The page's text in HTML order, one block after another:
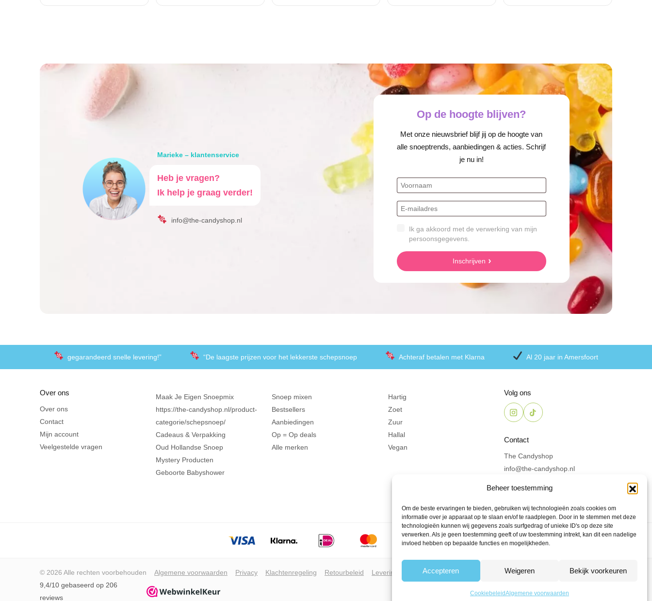
Beheer toestemming
Om de beste ervaringen te bieden, gebruiken wij technologieën zoals cookies om
informatie over je apparaat op te slaan en/of te raadplegen. Door in te stemmen met deze
technologieën kunnen wij gegevens zoals surfgedrag of unieke ID's op deze site
verwerken. Als je geen toestemming geeft of uw toestemming intrekt, kan dit een nadelige
invloed hebben op bepaalde functies en mogelijkheden.
Accepteren Weigeren Bekijk voorkeuren
CookiebeleidAlgemene voorwaarden
Marieke – klantenservice
Heb je vragen?
Ik help je graag verder!
info@the-candyshop.nl
Op de hoogte blijven?
Met onze nieuwsbrief blijf jij op de hoogte van
alle snoeptrends, aanbiedingen & acties. Schrijf
je nu in!
Ik ga akkoord met de verwerking van mijn
persoonsgegevens.
Inschrijven
gegarandeerd snelle levering!” “De laagste prijzen voor het lekkerste schepsnoep Achteraf betalen met Klarna Al 20 jaar in Amersfoort
Over ons
Over ons
Contact
Mijn account
Veelgestelde vragen
Maak Je Eigen Snoepmix
https://the-candyshop.nl/product-
categorie/schepsnoep/
Cadeaus & Verpakking
Oud Hollandse Snoep
Mystery Producten
Geboorte Babyshower
Snoep mixen
Bestsellers
Aanbiedingen
Op = Op deals
Alle merken
Hartig
Zoet
Zuur
Hallal
Vegan
Volg ons
Contact
The Candyshop
info@the-candyshop.nl
© 2026 Alle rechten voorbehouden Algemene voorwaarden Privacy Klachtenregeling Retourbeleid Leveringsvoorwaarden
Powered by Fyrst
9,4/10 gebaseerd op 206
reviews